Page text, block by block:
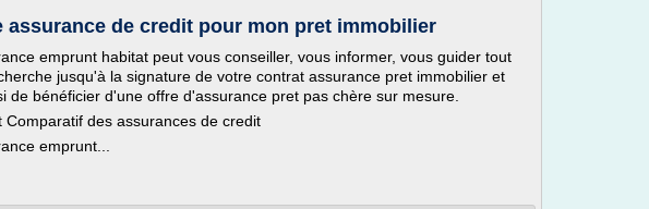
assurance de credit pour mon pret immobilier
emprunt habitat peut vous conseiller, vous informer, vous guider tout
jusqu'à la signature de votre contrat assurance pret immobilier et
de bénéficier d'une offre d'assurance pret pas chère sur mesure.
Comparatif des assurances de credit
emprunt...